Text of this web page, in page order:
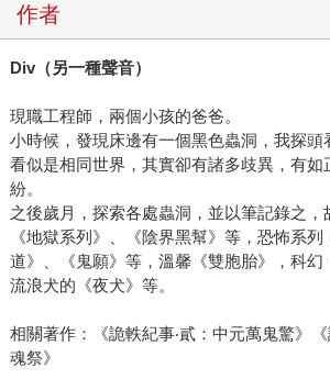
作者
Div（另一種聲音）
現職工程師，兩個小孩的爸爸。
小時候，發現床邊有一個黑色蟲洞，我探頭
看似是相同世界，其實卻有諸多歧異，有如
紛。
之後歲月，探索各處蟲洞，並以筆記錄之，
《地獄系列》、《陰界黑幫》等，恐怖系
道》、《鬼願》等，溫馨《雙胞胎》，科幻
流浪犬的《夜犬》等。
相關著作：《詭軼紀事‧貳：中元萬鬼驚》
魂祭》